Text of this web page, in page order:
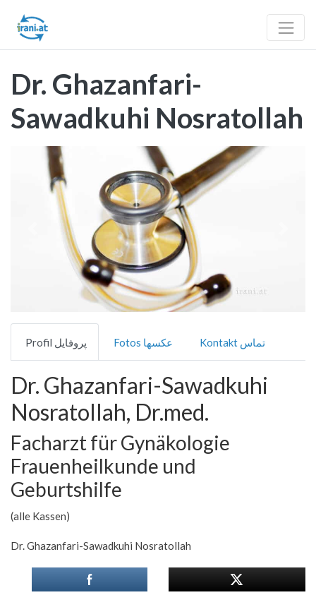
Dr. Ghazanfari-
Sawadkuhi Nosratollah
Vorheriges
Profil پروفایل Fotos عکسها Kontakt تماس
Dr. Ghazanfari-Sawadkuhi
Nosratollah, Dr.med.
Facharzt für Gynäkologie
Frauenheilkunde und
Geburtshilfe
(alle Kassen)
Dr. Ghazanfari-Sawadkuhi Nosratollah